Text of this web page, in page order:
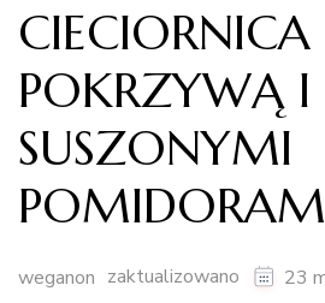
POKRZYWĄ I
SUSZONYMI
weganon zaktualizowano 23